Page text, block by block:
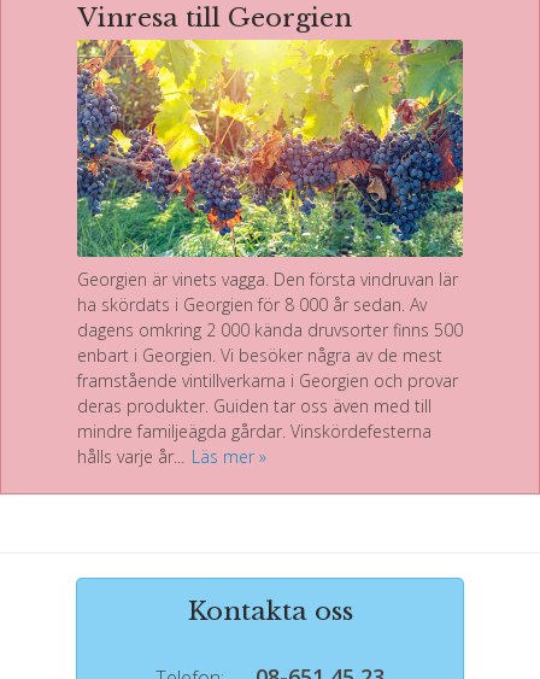
Vinresa till Georgien
Georgien är vinets vagga. Den första vindruvan lär
ha skördats i Georgien för 8 000 år sedan. Av
dagens omkring 2 000 kända druvsorter finns 500
enbart i Georgien. Vi besöker några av de mest
framstående vintillverkarna i Georgien och provar
deras produkter. Guiden tar oss även med till
mindre familjeägda gårdar. Vinskördefesterna
hålls varje år... Läs mer
Kontakta oss